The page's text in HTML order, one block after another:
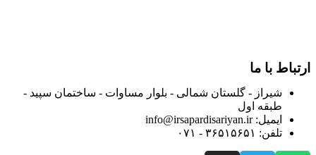
ارتباط با ما
شیراز - گلستان شمالی - بلوار مساوات - ساختمان سپید -
طبقه اول
ایمیل: info@irsapardisariyan.ir
تلفن: ۳۶۵۱۵۶۵۱ - ۰۷۱